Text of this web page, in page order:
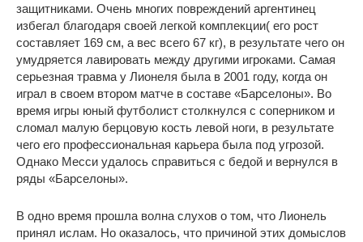
защитниками. Очень многих повреждений аргентинец
избегал благодаря своей легкой комплекции( его рост
составляет 169 см, а вес всего 67 кг), в результате чего он
умудряется лавировать между другими игроками. Самая
серьезная травма у Лионеля была в 2001 году, когда он
играл в своем втором матче в составе «Барселоны». Во
время игры юный футболист столкнулся с соперником и
сломал малую берцовую кость левой ноги, в результате
чего его профессиональная карьера была под угрозой.
Однако Месси удалось справиться с бедой и вернулся в
ряды «Барселоны».
В одно время прошла волна слухов о том, что Лионель
принял ислам. Но оказалось, что причиной этих домыслов